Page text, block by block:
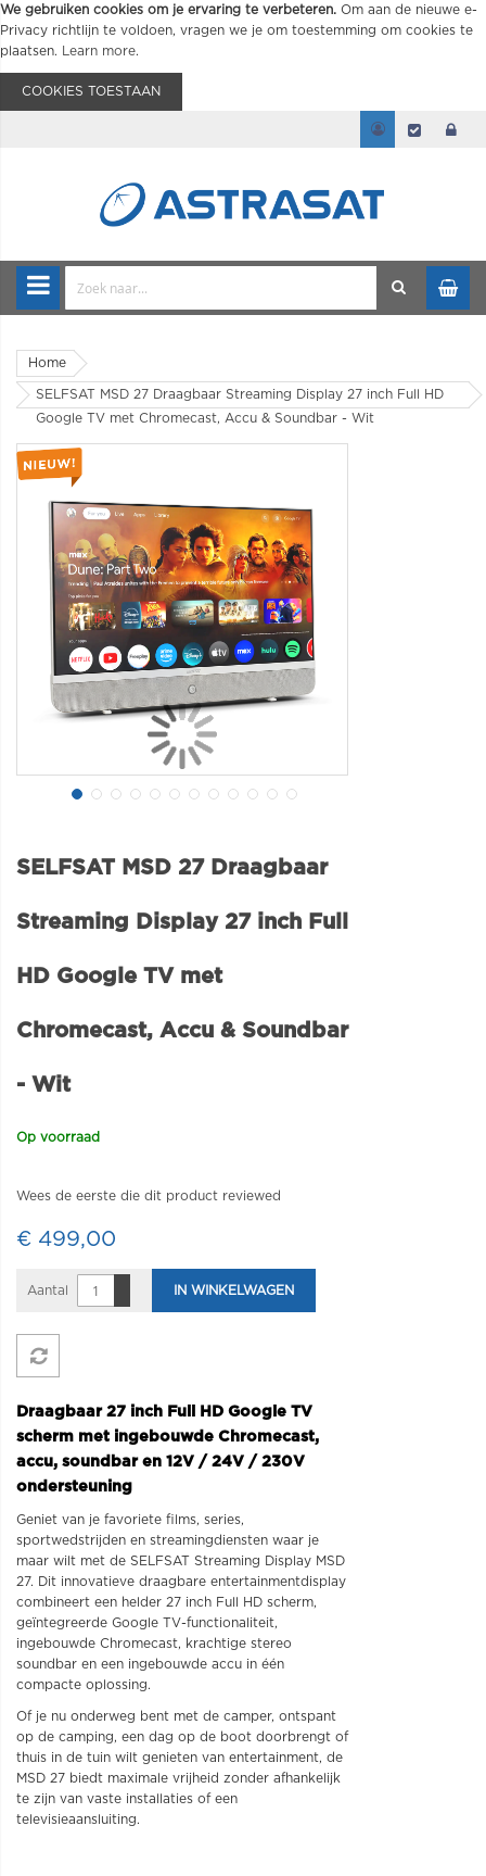
We gebruiken cookies om je ervaring te verbeteren. Om aan de nieuwe e-
Privacy richtlijn te voldoen, vragen we je om toestemming om cookies te
plaatsen.
Learn more.
COOKIES TOESTAAN
Home
SELFSAT MSD 27 Draagbaar Streaming Display 27 inch Full HD
Google TV met Chromecast, Accu & Soundbar - Wit
SELFSAT MSD 27 Draagbaar
Streaming Display 27 inch Full
HD Google TV met
Chromecast, Accu & Soundbar
- Wit
Op voorraad
Wees de eerste die dit product reviewed
€ 499,00
Aantal IN WINKELWAGEN
Draagbaar 27 inch Full HD Google TV
scherm met ingebouwde Chromecast,
accu, soundbar en 12V / 24V / 230V
ondersteuning
Geniet van je favoriete films, series,
sportwedstrijden en streamingdiensten waar je
maar wilt met de SELFSAT Streaming Display MSD
27. Dit innovatieve draagbare entertainmentdisplay
combineert een helder 27 inch Full HD scherm,
geïntegreerde Google TV-functionaliteit,
ingebouwde Chromecast, krachtige stereo
soundbar en een ingebouwde accu in één
compacte oplossing.
Of je nu onderweg bent met de camper, ontspant
op de camping, een dag op de boot doorbrengt of
thuis in de tuin wilt genieten van entertainment, de
MSD 27 biedt maximale vrijheid zonder afhankelijk
te zijn van vaste installaties of een
televisieaansluiting.